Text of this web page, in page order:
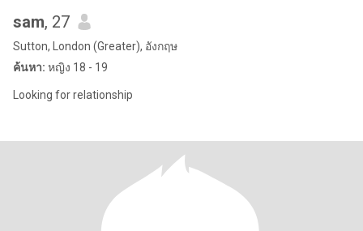
sam, 27
Sutton, London (Greater), อังกฤษ
ค้นหา: หญิง 18 - 19
Looking for relationship